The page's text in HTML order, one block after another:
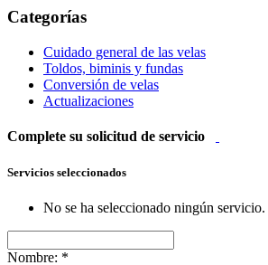
Categorías
Cuidado general de las velas
Toldos, biminis y fundas
Conversión de velas
Actualizaciones
Complete su solicitud de servicio
Servicios seleccionados
No se ha seleccionado ningún servicio.
Nombre: *